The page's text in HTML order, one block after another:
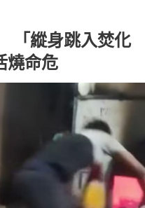
「縱身跳入焚化
燒命危